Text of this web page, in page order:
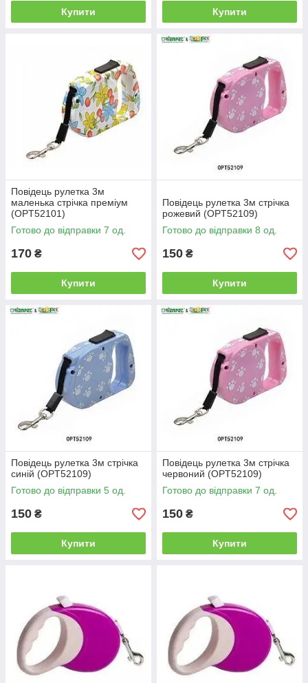
Купити Купити
Повідець рулетка 3м
маленька стрічка преміум
(OPT52101)
Готово до відправки 7 од.
170 ₴
Купити
Повідець рулетка 3м стрічка
рожевий (OPT52109)
Готово до відправки 8 од.
150 ₴
Купити
Повідець рулетка 3м стрічка
синій (OPT52109)
Готово до відправки 5 од.
150 ₴
Купити
Повідець рулетка 3м стрічка
червоний (OPT52109)
Готово до відправки 7 од.
150 ₴
Купити